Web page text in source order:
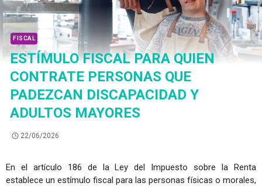
FISCAL
ESTÍMULO FISCAL PARA QUIEN
CONTRATE PERSONAS QUE
PADEZCAN DISCAPACIDAD Y
ADULTOS MAYORES
22/06/2026
En el artículo 186 de la Ley del Impuesto sobre la Renta
establece un estímulo fiscal para las personas físicas o morales,